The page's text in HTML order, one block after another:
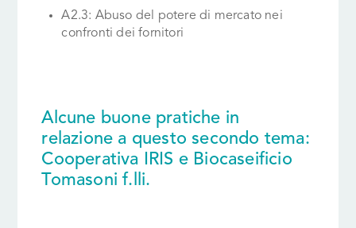
A2.3: Abuso del potere di mercato nei
confronti dei fornitori
Alcune buone pratiche in
relazione a questo secondo tema:
Cooperativa IRIS e Biocaseificio
Tomasoni f.lli.